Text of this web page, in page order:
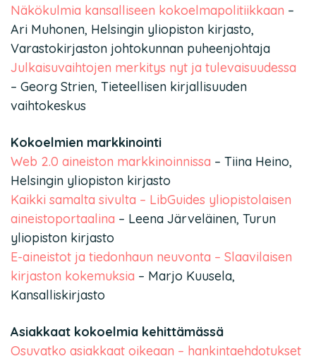
Näkökulmia kansalliseen kokoelmapolitiikkaan –
Ari Muhonen, Helsingin yliopiston kirjasto,
Varastokirjaston johtokunnan puheenjohtaja
Julkaisuvaihtojen merkitys nyt ja tulevaisuudessa
– Georg Strien, Tieteellisen kirjallisuuden
vaihtokeskus
Kokoelmien markkinointi
Web 2.0 aineiston markkinoinnissa – Tiina Heino,
Helsingin yliopiston kirjasto
Kaikki samalta sivulta – LibGuides yliopistolaisen
aineistoportaalina – Leena Järveläinen, Turun
yliopiston kirjasto
E-aineistot ja tiedonhaun neuvonta – Slaavilaisen
kirjaston kokemuksia – Marjo Kuusela,
Kansalliskirjasto
Asiakkaat kokoelmia kehittämässä
Osuvatko asiakkaat oikeaan – hankintaehdotukset